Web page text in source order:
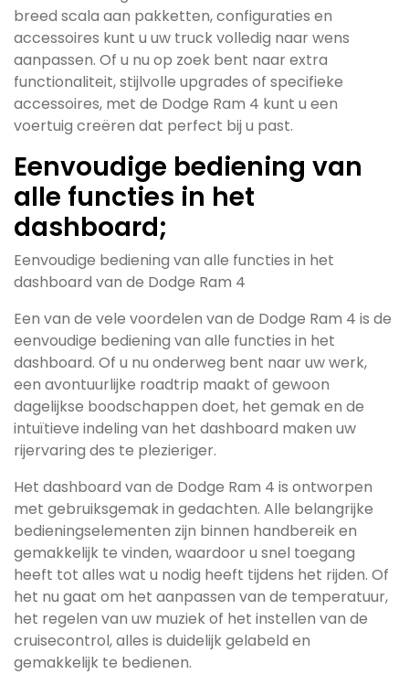
breed scala aan pakketten, configuraties en
accessoires kunt u uw truck volledig naar wens
aanpassen. Of u nu op zoek bent naar extra
functionaliteit, stijlvolle upgrades of specifieke
accessoires, met de Dodge Ram 4 kunt u een
voertuig creëren dat perfect bij u past.
Eenvoudige bediening van
alle functies in het
dashboard;
Eenvoudige bediening van alle functies in het
dashboard van de Dodge Ram 4
Een van de vele voordelen van de Dodge Ram 4 is de
eenvoudige bediening van alle functies in het
dashboard. Of u nu onderweg bent naar uw werk,
een avontuurlijke roadtrip maakt of gewoon
dagelijkse boodschappen doet, het gemak en de
intuïtieve indeling van het dashboard maken uw
rijervaring des te plezieriger.
Het dashboard van de Dodge Ram 4 is ontworpen
met gebruiksgemak in gedachten. Alle belangrijke
bedieningselementen zijn binnen handbereik en
gemakkelijk te vinden, waardoor u snel toegang
heeft tot alles wat u nodig heeft tijdens het rijden. Of
het nu gaat om het aanpassen van de temperatuur,
het regelen van uw muziek of het instellen van de
cruisecontrol, alles is duidelijk gelabeld en
gemakkelijk te bedienen.